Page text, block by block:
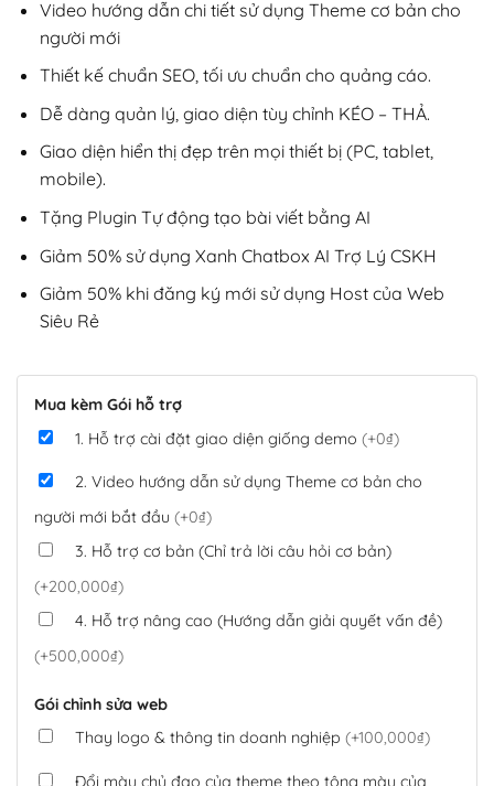
Video hướng dẫn chi tiết sử dụng Theme cơ bản cho
người mới
Thiết kế chuẩn SEO, tối ưu chuẩn cho quảng cáo.
Dễ dàng quản lý, giao diện tùy chỉnh KÉO – THẢ.
Giao diện hiển thị đẹp trên mọi thiết bị (PC, tablet,
mobile).
Tặng Plugin Tự động tạo bài viết bằng AI
Giảm 50% sử dụng Xanh Chatbox AI Trợ Lý CSKH
Giảm 50% khi đăng ký mới sử dụng Host của Web
Siêu Rẻ
Mua kèm Gói hỗ trợ
1. Hỗ trợ cài đặt giao diện giống demo (+0₫)
2. Video hướng dẫn sử dụng Theme cơ bản cho
người mới bắt đầu (+0₫)
3. Hỗ trợ cơ bản (Chỉ trả lời câu hỏi cơ bản)
(+200,000₫)
4. Hỗ trợ nâng cao (Hướng dẫn giải quyết vấn đề)
(+500,000₫)
Gói chỉnh sửa web
Thay logo & thông tin doanh nghiệp (+100,000₫)
Đổi màu chủ đạo của theme theo tông màu của